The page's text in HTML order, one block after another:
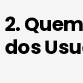
2.
dos